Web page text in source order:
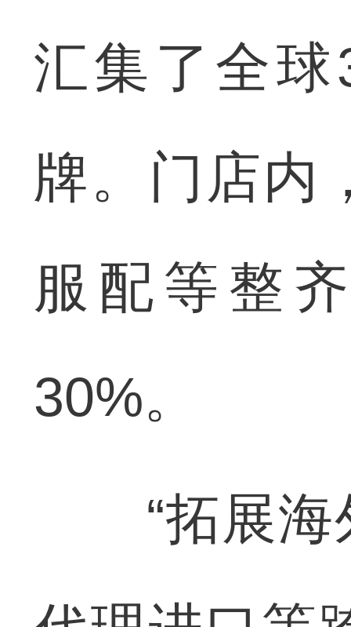
汇集了全
牌。门店内
服配等整
30%。
“拓展海